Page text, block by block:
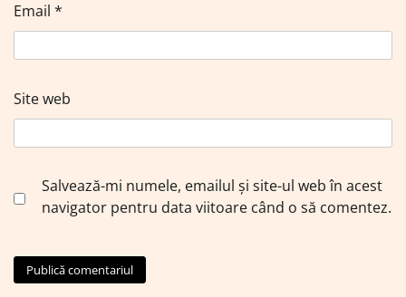
Email *
Site web
Salvează-mi numele, emailul și site-ul web în acest
navigator pentru data viitoare când o să comentez.